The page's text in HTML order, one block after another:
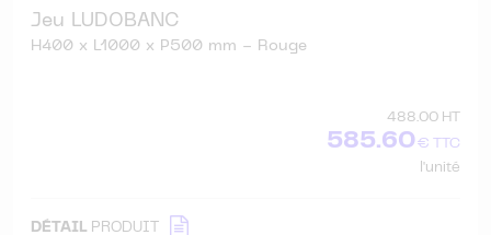
Jeu LUDOBANC
H400 x L1000 x P500 mm - Rouge
488.00 HT
585.60€ TTC
l'unité
DÉTAIL PRODUIT